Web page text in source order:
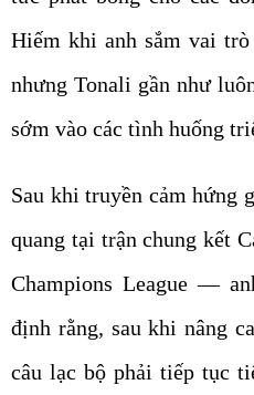
Hiếm khi anh sắm vai
nhưng Tonali gần như
sớm vào các tình huống
Sau khi truyền cảm hứng
quang tại trận chung kết
Champions League —
định rằng, sau khi nâng
câu lạc bộ phải tiếp tục